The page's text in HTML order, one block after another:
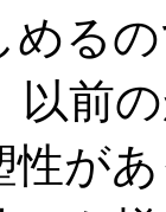
める
以前
が